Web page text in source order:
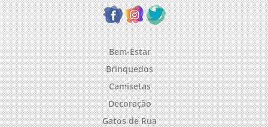
Bem-Estar
Brinquedos
Camisetas
Decoração
Gatos de Rua